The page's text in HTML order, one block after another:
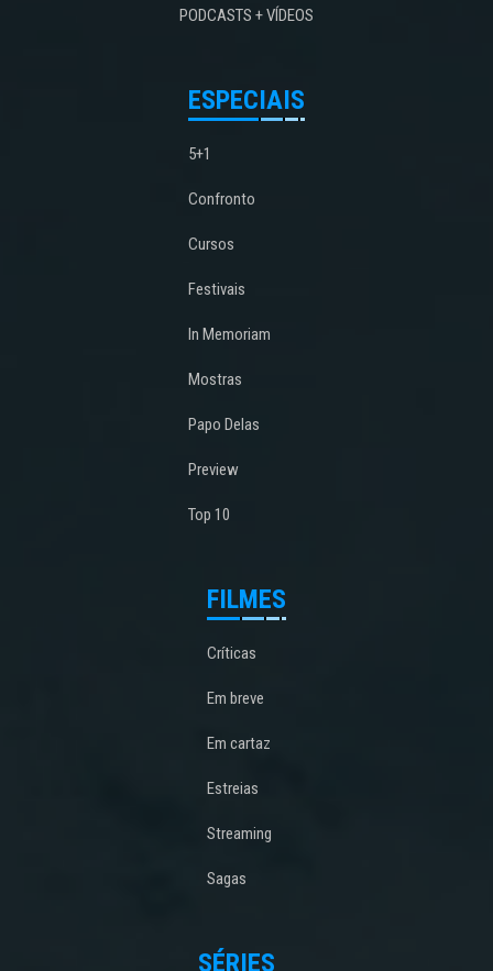
PODCASTS + VÍDEOS
ESPECIAIS
5+1
Confronto
Cursos
Festivais
In Memoriam
Mostras
Papo Delas
Preview
Top 10
FILMES
Críticas
Em breve
Em cartaz
Estreias
Streaming
Sagas
SÉRIES